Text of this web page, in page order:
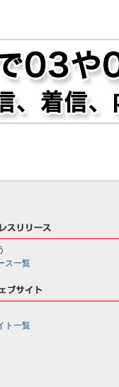
ス一覧
ト一覧